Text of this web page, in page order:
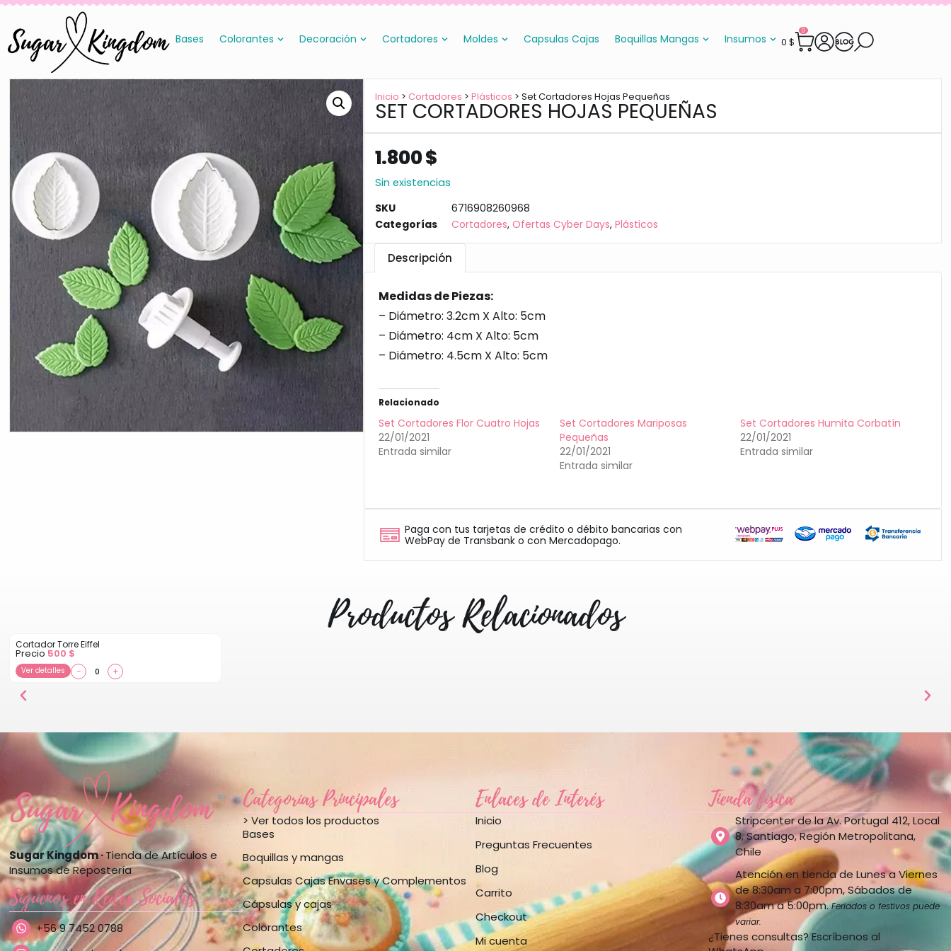
Bases Colorantes Decoración Cortadores Moldes Capsulas Cajas Boquillas Mangas Insumos 0 $
0
Inicio > Cortadores > Plásticos > Set Cortadores Hojas Pequeñas
SET CORTADORES HOJAS PEQUEÑAS
1.800$
Sin existencias
SKU
6716908260968
Categorías
Cortadores, Ofertas Cyber Days, Plásticos
Descripción
Medidas de Piezas:
– Diámetro: 3.2cm X Alto: 5cm
– Diámetro: 4cm X Alto: 5cm
– Diámetro: 4.5cm X Alto: 5cm
Relacionado
Set Cortadores Flor Cuatro Hojas
22/01/2021
Entrada similar
Set Cortadores Mariposas
Pequeñas
22/01/2021
Entrada similar
Set Cortadores Humita Corbatín
22/01/2021
Entrada similar
Paga con tus tarjetas de crédito o débito bancarias con
WebPay de Transbank o con Mercadopago.
Productos Relacionados
Cortador Torre Eiffel
Precio 500 $
Ver detalles − +
Sugar Kingdom ·Tienda de Artículos e
Insumos de Repostería
Síguenos en Redes Sociales
+56 9 7452 0788
Categorías Principales
> Ver todos los productos
Bases
Boquillas y mangas
Capsulas Cajas Envases y Complementos
Cápsulas y cajas
Colorantes
Enlaces de Interés
Inicio
Preguntas Frecuentes
Blog
Carrito
Checkout
Mi cuenta
Tienda física
Stripcenter de la Av. Portugal 412, Local
8, Santiago, Región Metropolitana,
Chile
Atención en tienda de Lunes a Viernes
de 8:30am a 7:00pm, Sábados de
8:30am a 5:00pm.Feriados o festivos puede
variar.
¿Tienes consultas? Escríbenos al